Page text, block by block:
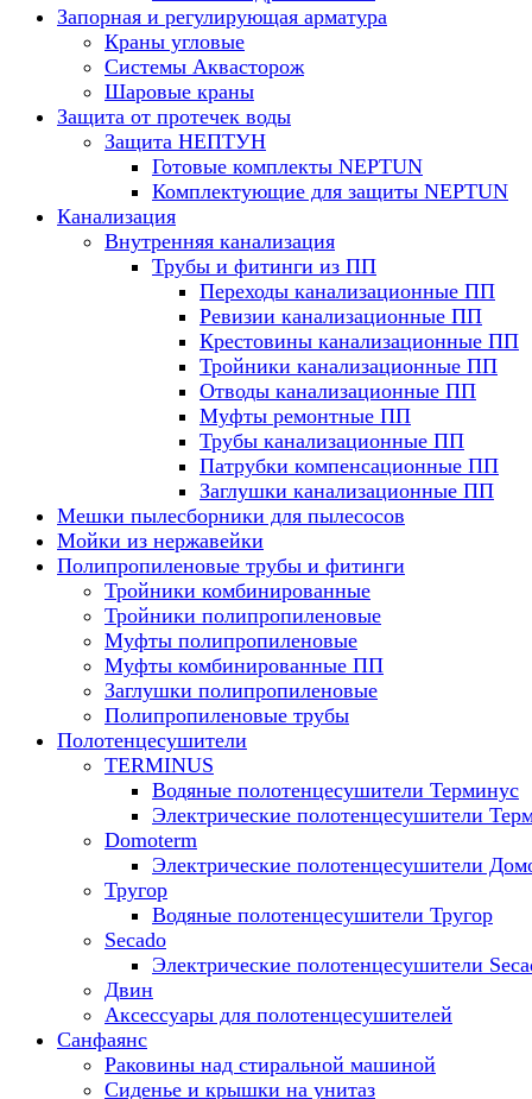
Запорная и регулирующая арматура
Краны угловые
Системы Аквасторож
Шаровые краны
Защита от протечек воды
Защита НЕПТУН
Готовые комплекты NEPTUN
Комплектующие для защиты NEPTUN
Канализация
Внутренняя канализация
Трубы и фитинги из ПП
Переходы канализационные ПП
Ревизии канализационные ПП
Крестовины канализационные ПП
Тройники канализационные ПП
Отводы канализационные ПП
Муфты ремонтные ПП
Трубы канализационные ПП
Патрубки компенсационные ПП
Заглушки канализационные ПП
Мешки пылесборники для пылесосов
Мойки из нержавейки
Полипропиленовые трубы и фитинги
Тройники комбинированные
Тройники полипропиленовые
Муфты полипропиленовые
Муфты комбинированные ПП
Заглушки полипропиленовые
Полипропиленовые трубы
Полотенцесушители
TERMINUS
Водяные полотенцесушители Терминус
Электрические полотенцесушители
Domoterm
Электрические полотенцесушители
Тругор
Водяные полотенцесушители Тругор
Secado
Электрические полотенцесушители
Двин
Аксессуары для полотенцесушителей
Санфаянс
Раковины над стиральной машиной
Сиденье и крышки на унитаз